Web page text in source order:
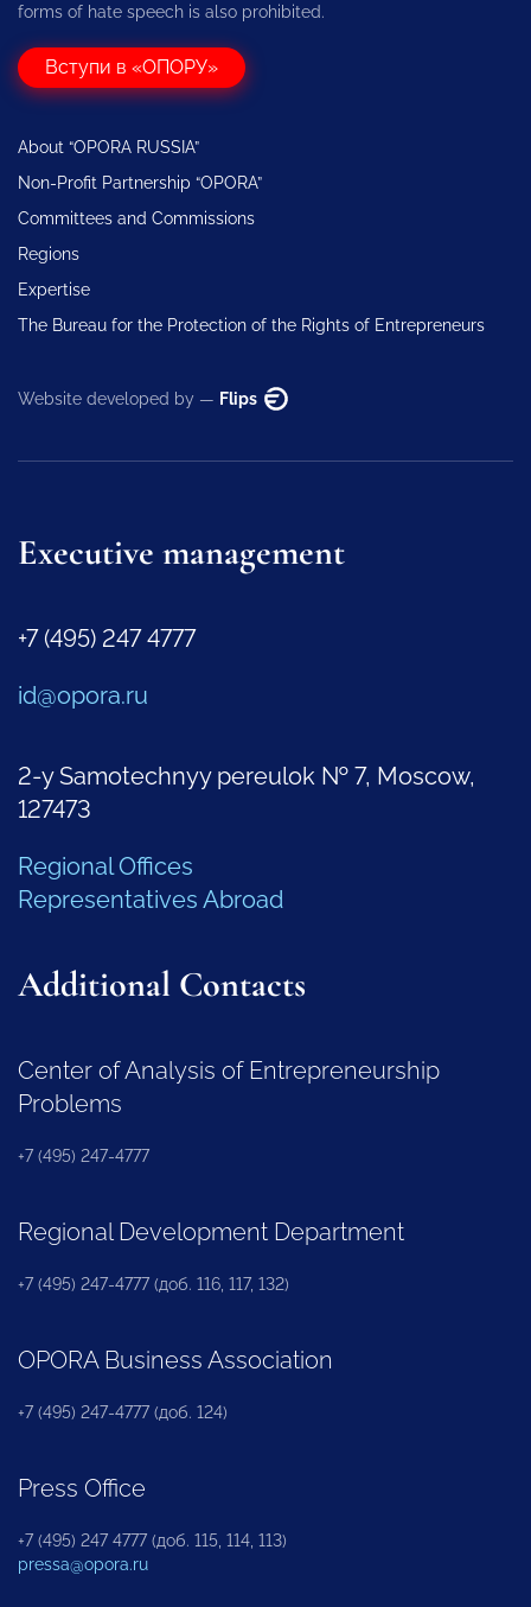
forms of hate speech is also prohibited.
Вступи в «ОПОРУ»
About “OPORA RUSSIA”
Non-Profit Partnership “OPORA”
Committees and Commissions
Regions
Expertise
The Bureau for the Protection of the Rights of Entrepreneurs
Website developed by — Flips
Executive management
+7 (495) 247 4777
id@opora.ru
2-y Samotechnyy pereulok № 7, Moscow,
127473
Regional Offices
Representatives Abroad
Additional Contacts
Center of Analysis of Entrepreneurship
Problems
+7 (495) 247-4777
Regional Development Department
+7 (495) 247-4777 (доб. 116, 117, 132)
OPORA Business Association
+7 (495) 247-4777 (доб. 124)
Press Office
+7 (495) 247 4777 (доб. 115, 114, 113)
pressa@opora.ru